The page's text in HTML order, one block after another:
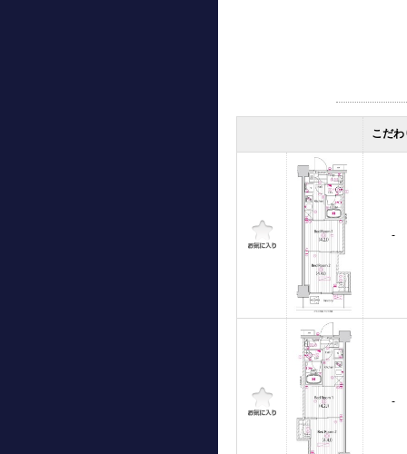
こだわ
-
-